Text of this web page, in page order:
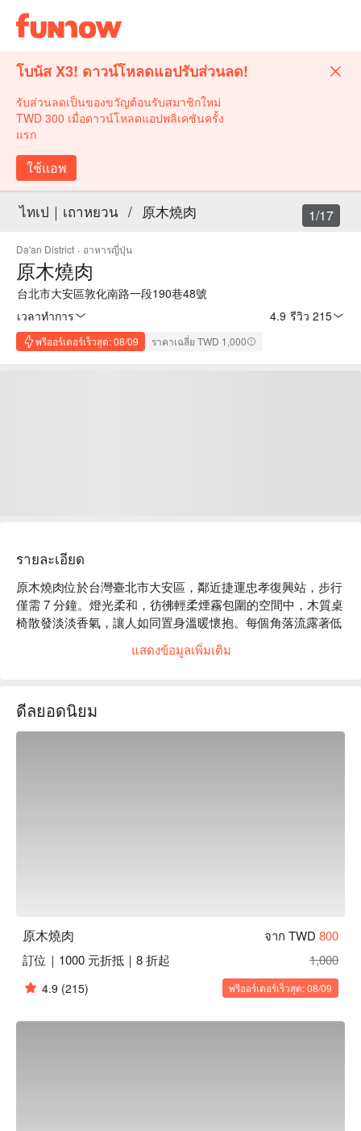
โบนัส X3! ดาวน์โหลดแอปรับส่วนลด!
รับส่วนลดเป็นของขวัญต้อนรับสมาชิกใหม่
TWD 300 เมื่อดาวน์โหลดแอปพลิเคชันครั้ง
แรก
ใช้แอพ
ไทเป｜เถาหยวน / 原木燒肉
Da'an District · อาหารญี่ปุ่น
原木燒肉
台北市大安區敦化南路一段190巷48號
เวลาทำการ
4.9 รีวิว 215
พรีออร์เดอร์เร็วสุด: 08/09 ราคาเฉลี่ย TWD 1,000
1/17
รายละเอียด
原木燒肉位於台灣臺北市大安區，鄰近捷運忠孝復興站，步行
僅需 7 分鐘。燈光柔和，彷彿輕柔煙霧包圍的空間中，木質桌
椅散發淡淡香氣，讓人如同置身溫暖懷抱。每個角落流露著低
調奢華，私密包廂為朋友或情侶提供靜謐對話空間，營造出獨
美催化劑，讓整體用餐體驗昇華，微醺的氛圍在細膩的味道中
漸次展開。
【極上炙燒和牛】外焦內嫩，香氣四溢，令人難以忘懷
【A5 和牛松露丼】香氣撲鼻，松露與和牛的完美結合
【原木幻切和牛一本燒】炭香四溢，肉質鮮美，回味無窮
แสดงข้อมูลเพิ่มเติม
ดีลยอดนิยม
原木燒肉 จาก TWD 800
訂位｜1000 元折抵｜8 折起
1,000
4.9 (215) พรีออร์เดอร์เร็วสุด: 08/09